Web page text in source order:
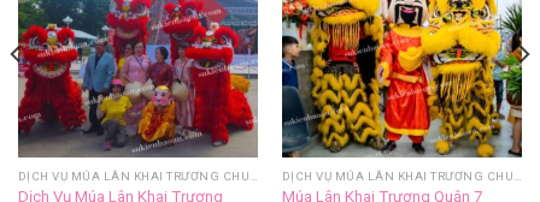
Dịch Vụ Múa Lân Khai Trương
Múa Lân Khai Trương Quận 7